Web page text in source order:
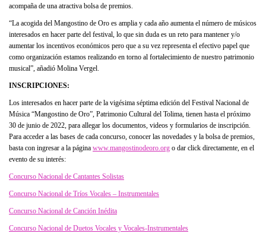
acompaña de una atractiva bolsa de premios.
“La acogida del Mangostino de Oro es amplia y cada año aumenta el número de músicos
interesados en hacer parte del festival, lo que sin duda es un reto para mantener y/o
aumentar los incentivos económicos pero que a su vez representa el efectivo papel que
como organización estamos realizando en torno al fortalecimiento de nuestro patrimonio
musical”, añadió Molina Vergel.
INSCRIPCIONES:
Los interesados en hacer parte de la vigésima séptima edición del Festival Nacional de
Música “Mangostino de Oro”, Patrimonio Cultural del Tolima, tienen hasta el próximo
30 de junio de 2022, para allegar los documentos, videos y formularios de inscripción.
Para acceder a las bases de cada concurso, conocer las novedades y la bolsa de premios,
basta con ingresar a la página www.mangostinodeoro.org o dar click directamente, en el
evento de su interés:
Concurso Nacional de Cantantes Solistas
Concurso Nacional de Tríos Vocales – Instrumentales
Concurso Nacional de Canción Inédita
Concurso Nacional de Duetos Vocales y Vocales-Instrumentales